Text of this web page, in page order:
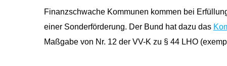
Finanzschwache Kommunen kommen bei
einer Sonderförderung. Der Bund hat dazu das
Maßgabe von Nr. 12 der VV-K zu § 44 LHO